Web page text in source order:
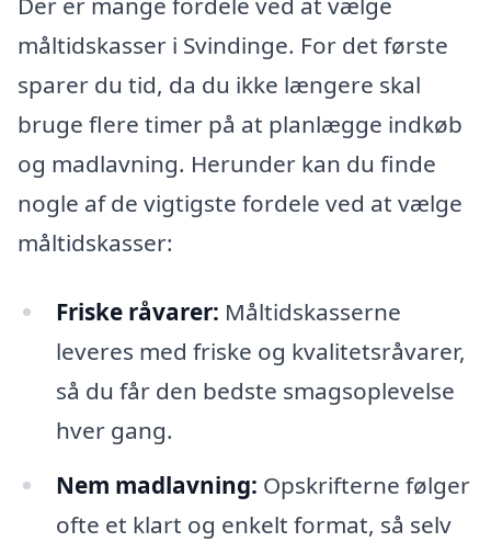
måltidskasser i Svindinge. For det første
sparer du tid, da du ikke længere skal
bruge flere timer på at planlægge indkøb
og madlavning. Herunder kan du finde
nogle af de vigtigste fordele ved at vælge
måltidskasser:
Friske råvarer: Måltidskasserne
leveres med friske og kvalitetsråvarer,
så du får den bedste smagsoplevelse
hver gang.
Nem madlavning: Opskrifterne følger
ofte et klart og enkelt format, så selv